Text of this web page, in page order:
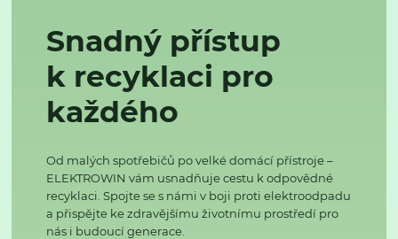
Snadný přístup
k recyklaci pro
každého
Od malých spotřebičů po velké domácí přístroje –
ELEKTROWIN vám usnadňuje cestu k odpovědné
recyklaci. Spojte se s námi v boji proti elektroodpadu
a přispějte ke zdravějšímu životnímu prostředí pro
nás i budoucí generace.